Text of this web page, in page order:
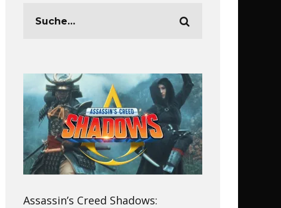
Assassin’s Creed Shadows: